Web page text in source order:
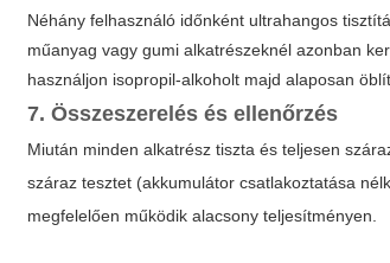
Néhány felhasználó időnként ultrahangos
műanyag vagy gumi alkatrészeknél azonban
használjon isopropil-alkoholt majd alaposan
7. Összeszerelés és ellenőrzés
Miután minden alkatrész tiszta és teljesen
száraz tesztet (akkumulátor csatlakoztatása
megfelelően működik alacsony teljesítményen.